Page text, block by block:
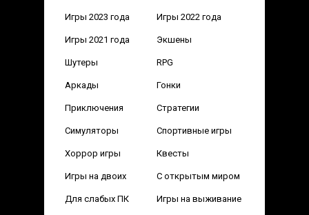
Игры 2023 года Игры 2022 года
Игры 2021 года Экшены
Шутеры RPG
Аркады Гонки
Приключения Стратегии
Симуляторы Спортивные игры
Хоррор игры Квесты
Игры на двоих С открытым миром
Для слабых ПК Игры на выживание